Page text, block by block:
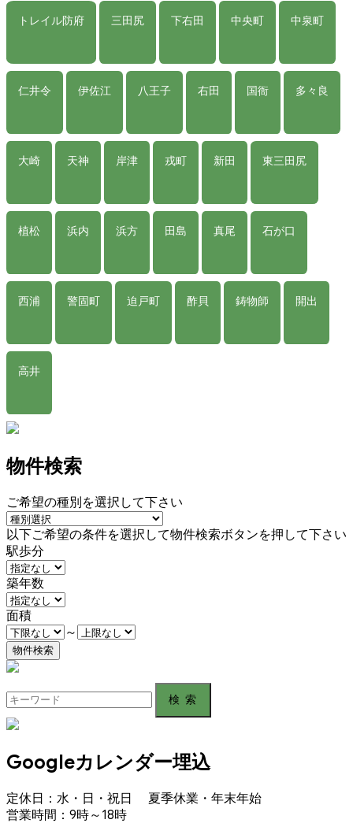
トレイル防府 三田尻 下右田 中央町 中泉町
仁井令 伊佐江 八王子 右田 国衙 多々良
大崎 天神 岸津 戎町 新田 東三田尻
植松 浜内 浜方 田島 真尾 石が口
西浦 警固町 迫戸町 酢貝 鋳物師 開出
高井
物件検索
ご希望の種別を選択して下さい
以下ご希望の条件を選択して物件検索ボタンを押して下さい
駅歩分
築年数
面積
～
for:
Googleカレンダー埋込
定休日：水・日・祝日 夏季休業・年末年始
営業時間：9時～18時